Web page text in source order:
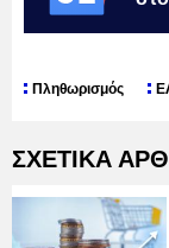
Πληθωρισμός
ΣΧΕΤΙΚΑ